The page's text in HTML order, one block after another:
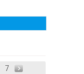
7